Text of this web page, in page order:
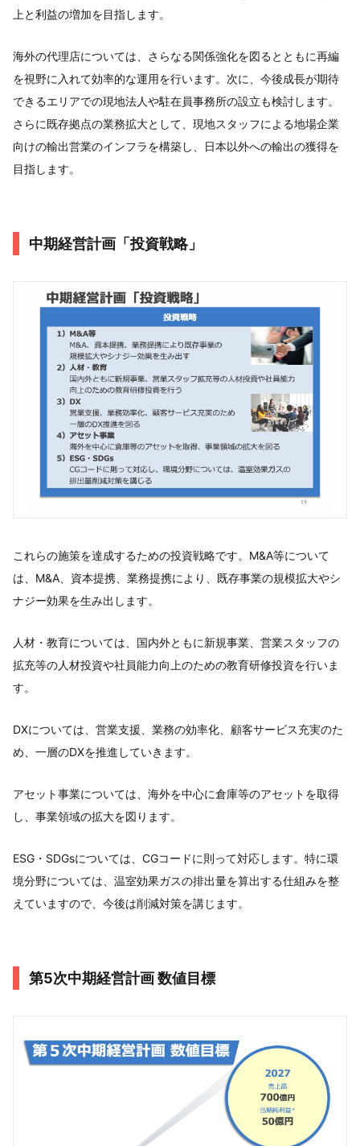
上と利益の増加を目指します。
海外の代理店については、さらなる関係強化を図るとともに再編
を視野に入れて効率的な運用を行います。次に、今後成長が期待
できるエリアでの現地法人や駐在員事務所の設立も検討します。
さらに既存拠点の業務拡大として、現地スタッフによる地場企業
向けの輸出営業のインフラを構築し、日本以外への輸出の獲得を
目指します。
中期経営計画「投資戦略」
これらの施策を達成するための投資戦略です。M&A等について
は、M&A、資本提携、業務提携により、既存事業の規模拡大やシ
ナジー効果を生み出します。
人材・教育については、国内外ともに新規事業、営業スタッフの
拡充等の人材投資や社員能力向上のための教育研修投資を行いま
す。
DXについては、営業支援、業務の効率化、顧客サービス充実のた
め、一層のDXを推進していきます。
アセット事業については、海外を中心に倉庫等のアセットを取得
し、事業領域の拡大を図ります。
ESG・SDGsについては、CGコードに則って対応します。特に環
境分野については、温室効果ガスの排出量を算出する仕組みを整
えていますので、今後は削減対策を講じます。
第5次中期経営計画 数値目標